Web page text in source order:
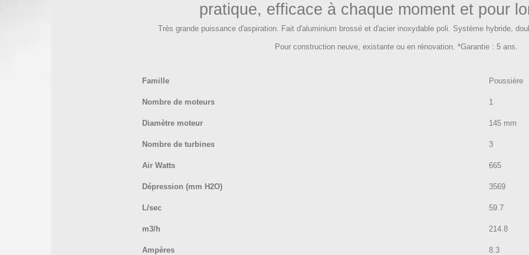
pratique, efficace à chaque moment et pour
Très grande puissance d'aspiration. Fait d'aluminium brossé et d'acier inoxydable poli. Système hybride,
Pour construction neuve, existante ou en rénovation. *Garantie : 5 ans.
Famille Poussière
Nombre de moteurs 1
Diamètre moteur 145 mm
Nombre de turbines 3
Air Watts 665
Dépression (mm H2O) 3569
L/sec 59.7
m3/h 214.8
Ampères 8.3